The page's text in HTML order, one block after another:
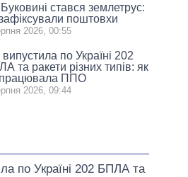
стався землетрус:
поштовхи
2026, 00:55
по Україні 202
та ракети різних типів: як
ППО
2026, 09:44
по Україні 202 БПЛА та